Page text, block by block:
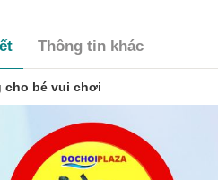
Thông tin khác
cho bé vui chơi